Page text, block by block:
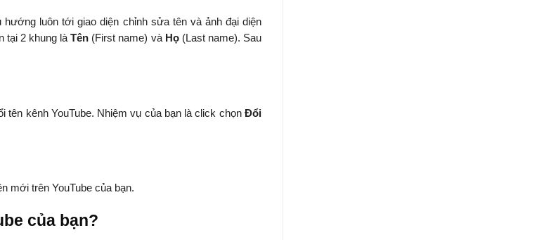
luôn tới giao diện chỉnh sửa tên và ảnh đại diện
tại 2 khung làTên (First name) và Họ(Last name). Sau
tên kênh YouTube. Nhiệm vụ của bạn là click chọnĐổi
mới trên YouTube của bạn.
của bạn?